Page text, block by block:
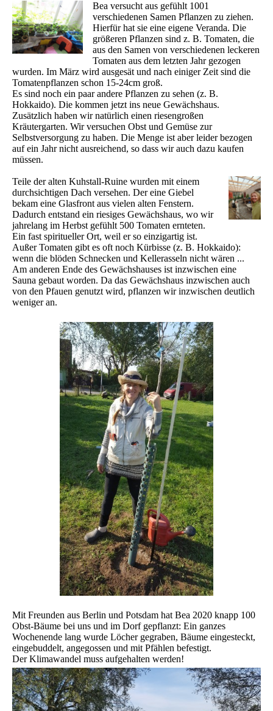
Bea versucht aus gefühlt 1001
verschiedenen Samen Pflanzen zu ziehen.
Hierfür hat sie eine eigene Veranda. Die
größeren Pflanzen sind z. B. Tomaten, die
aus den Samen von verschiedenen leckeren
Tomaten aus dem letzten Jahr gezogen
wurden. Im März wird ausgesät und nach einiger Zeit sind die
Tomatenpflanzen schon 15-24cm groß.
Es sind noch ein paar andere Pflanzen zu sehen (z. B.
Hokkaido). Die kommen jetzt ins neue Gewächshaus.
Zusätzlich haben wir natürlich einen riesengroßen
Kräutergarten. Wir versuchen Obst und Gemüse zur
Selbstversorgung zu haben. Die Menge ist aber leider bezogen
auf ein Jahr nicht ausreichend, so dass wir auch dazu kaufen
müssen.
Teile der alten Kuhstall-Ruine wurden mit einem
durchsichtigen Dach versehen. Der eine Giebel
bekam eine Glasfront aus vielen alten Fenstern.
Dadurch entstand ein riesiges Gewächshaus, wo wir
jahrelang im Herbst gefühlt 500 Tomaten ernteten.
Ein fast spiritueller Ort, weil er so einzigartig ist.
Außer Tomaten gibt es oft noch Kürbisse (z. B. Hokkaido):
wenn die blöden Schnecken und Kellerasseln nicht wären ...
Am anderen Ende des Gewächshauses ist inzwischen eine
Sauna gebaut worden. Da das Gewächshaus inzwischen auch
von den Pfauen genutzt wird, pflanzen wir inzwischen deutlich
weniger an.
Mit Freunden aus Berlin und Potsdam hat Bea 2020 knapp 100
Obst-Bäume bei uns und im Dorf gepflanzt: Ein ganzes
Wochenende lang wurde Löcher gegraben, Bäume eingesteckt,
eingebuddelt, angegossen und mit Pfählen befestigt.
Der Klimawandel muss aufgehalten werden!